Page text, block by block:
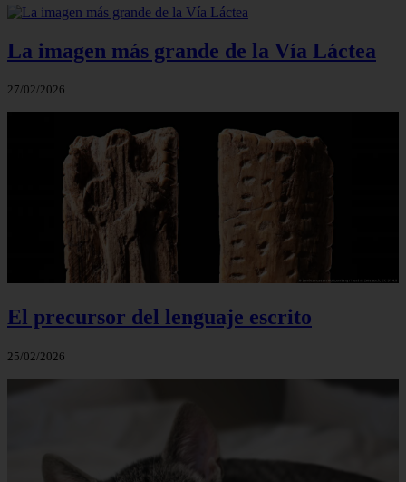
La imagen más grande de la Vía Láctea
27/02/2026
El precursor del lenguaje escrito
25/02/2026